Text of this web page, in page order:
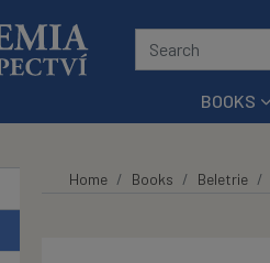
BOOKS
Home Books Beletrie